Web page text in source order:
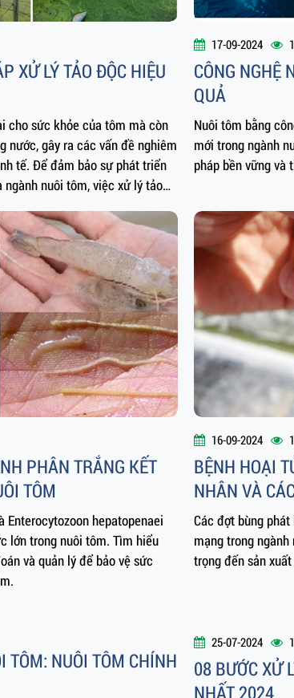
XỬ LÝ TẢO ĐỘC HIỆU
cho sức khỏe của tôm mà còn
nước, gây ra các vấn đề nghiêm
tế. Để đảm bảo sự phát triển
ngành nuôi tôm, việc xử lý tảo
17-09-2024
CÔNG NGHỆ
QUẢ
Nuôi tôm bằng
mới trong ngành
pháp bền vững
PHÂN TRẮNG KẾT
TÔM
Enterocytozoon hepatopenaei
lớn trong nuôi tôm. Tìm hiểu
và quản lý để bảo vệ sức
16-09-2024
BỆNH HOẠI
NHÂN VÀ
Các đợt bùng
mạng trong
trọng đến sản
25-07-2024
08 BƯỚC XỬ
NHẤT 2024